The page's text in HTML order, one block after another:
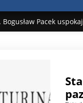
Pacek
Andrzeja Dudy